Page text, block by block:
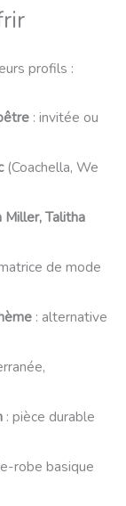
profils :
: invitée ou
(Coachella, We
Miller, Talitha
de mode
: alternative
: pièce durable
robe basique